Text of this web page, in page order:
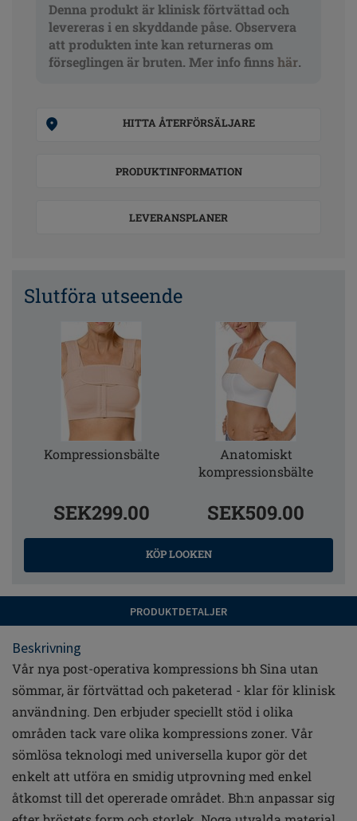
Denna produkt är klinisk förtvättad och
levereras i en skyddande påse. Observera
att produkten inte kan returneras om
förseglingen är bruten. Mer info finnshär.
HITTA ÅTERFÖRSÄLJARE
PRODUKTINFORMATION
LEVERANSPLANER
Slutföra utseende
Kompressionsbälte
SEK299.00
Anatomiskt
kompressionsbälte
SEK509.00
KÖP LOOKEN
PRODUKTDETALJER
Beskrivning
Vår nya post-operativa kompressions bh Sina utan
sömmar, är förtvättad och paketerad - klar för klinisk
användning. Den erbjuder speciellt stöd i olika
områden tack vare olika kompressions zoner. Vår
sömlösa teknologi med universella kupor gör det
enkelt att utföra en smidig utprovning med enkel
åtkomst till det opererade området. Bh:n anpassar sig